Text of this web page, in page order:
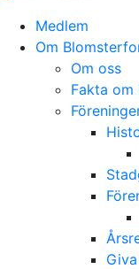
Medlem
Om
Om oss
Fakta